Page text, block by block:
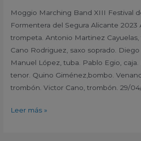
Moggio Marching Band XIII Festival
Formentera del Segura Alicante 2023
trompeta. Antonio Martinez
Cano Rodriguez, saxo soprado.
Manuel López, tuba. Pablo Egio,
tenor. Quino Giménez,bombo.
trombón. Victor Cano, trombón. 29/
Leer más »